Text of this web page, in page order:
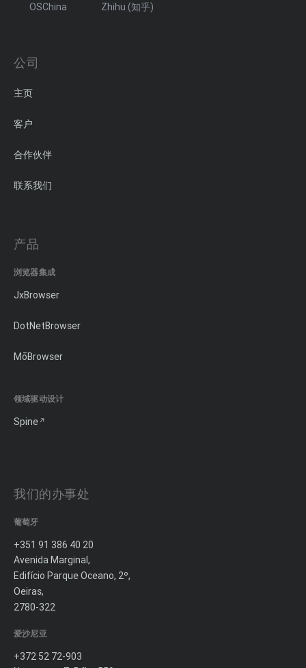
OSChina Zhihu (知乎)
公司
主页
客户
合作伙伴
联系我们
产品
浏览器集成
JxBrowser
DotNetBrowser
MōBrowser
领域驱动设计
Spine
我们的办事处
葡萄牙
+351 91 386 40 20
Avenida Marginal,
Edifício Parque Oceano, 2º,
Oeiras,
2780-322
爱沙尼亚
+372 52 72-903